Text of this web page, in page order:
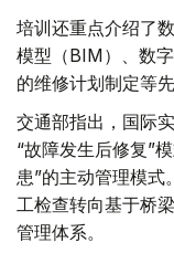
培训还重点介绍了
模型（BIM）、数
的维修计划制定等
交通部指出，国际
“故障发生后修复”
患”的主动管理模式
工检查转向基于桥
管理体系。